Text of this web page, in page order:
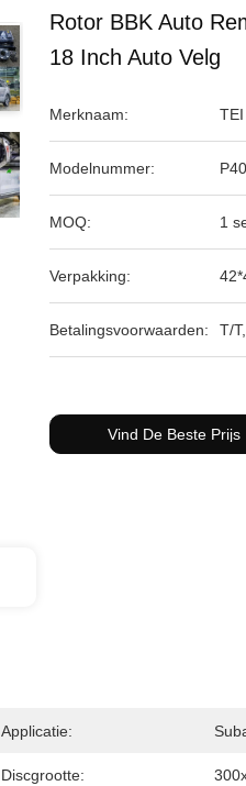
Rotor BBK Auto
18 Inch Auto Velg
Merknaam:
Modelnummer:
MOQ: 1
Verpakking:
Betalingsvoorwaarden: T/
Vind De Beste Prijs
Applicatie:
Discgrootte: